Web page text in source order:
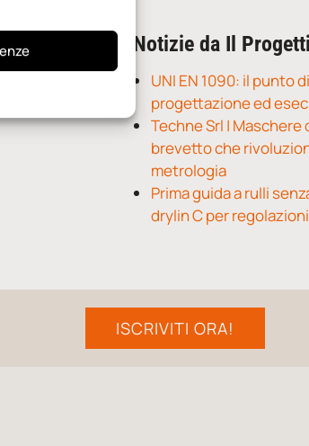
Notizie da Il
UNI EN 1090: il punto
progettazione ed
Techne Srl | Maschere
brevetto che
metrologia
Prima guida a rulli
drylin C per
ISCRIVITI ORA!